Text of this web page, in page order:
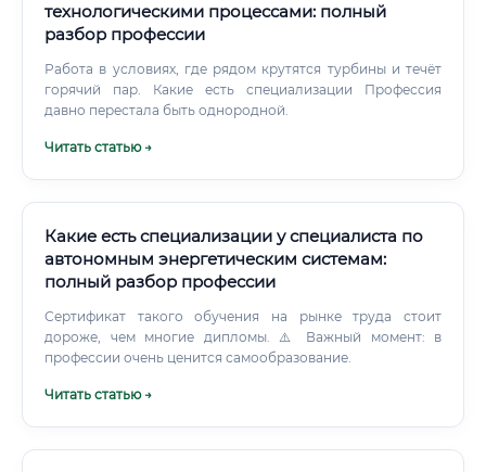
технологическими процессами: полный
разбор профессии
Работа в условиях, где рядом крутятся турбины и течёт
горячий пар. Какие есть специализации Профессия
давно перестала быть однородной.
Читать статью →
Какие есть специализации у специалиста по
автономным энергетическим системам:
полный разбор профессии
Сертификат такого обучения на рынке труда стоит
дороже, чем многие дипломы. ⚠️ Важный момент: в
профессии очень ценится самообразование.
Читать статью →